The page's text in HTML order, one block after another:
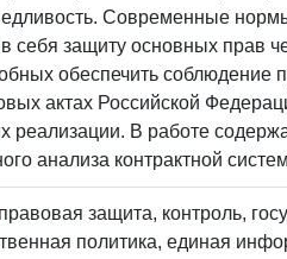
Современные
себя защиту основных прав
обеспечить соблюдение
актах Российской
реализации. В работе
анализа контрактной
правовая защита, контроль,
политика, единая